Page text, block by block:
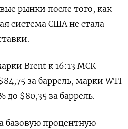
рынки после того, как
система США не стала
Brent к 16:13 МСК
за баррель, марки WTI
до $80,35 за баррель.
базовую процентную